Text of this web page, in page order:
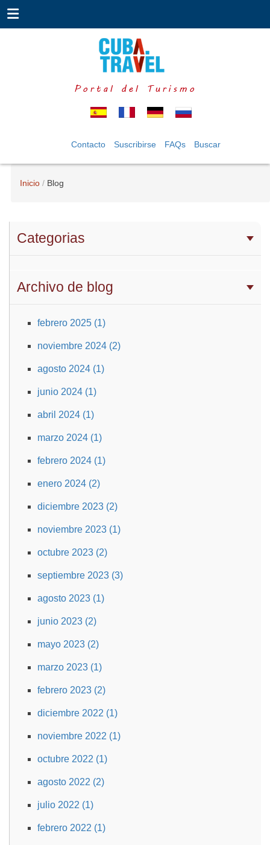
Portal del Turismo
Contacto Suscribirse FAQs Buscar
Inicio Blog
Categorias
Archivo de blog
febrero 2025 (1)
noviembre 2024 (2)
agosto 2024 (1)
junio 2024 (1)
abril 2024 (1)
marzo 2024 (1)
febrero 2024 (1)
enero 2024 (2)
diciembre 2023 (2)
noviembre 2023 (1)
octubre 2023 (2)
septiembre 2023 (3)
agosto 2023 (1)
junio 2023 (2)
mayo 2023 (2)
marzo 2023 (1)
febrero 2023 (2)
diciembre 2022 (1)
noviembre 2022 (1)
octubre 2022 (1)
agosto 2022 (2)
julio 2022 (1)
febrero 2022 (1)